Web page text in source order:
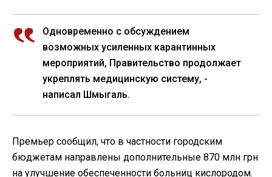
Одновременно с обсуждением
возможных усиленных карантинных
мероприятий, Правительство продолжает
укреплять медицинскую систему, -
написал Шмыгаль.
Премьер сообщил, что в частности городским
бюджетам направлены дополнительные 870 млн грн
на улучшение обеспеченности больниц кислородом.